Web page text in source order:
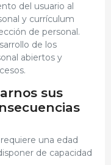
del usuario al
y currículum
de personal.
de los
abiertos y
sus
una edad
de capacidad